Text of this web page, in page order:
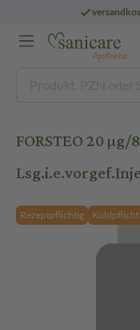
FORSTEO 20
Rezeptpflichtig